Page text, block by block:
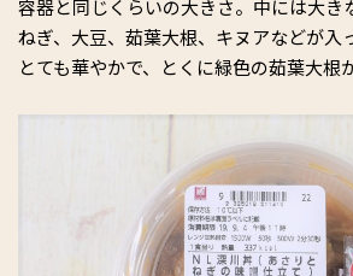
容器と同じくらいの大きさ。中には大き
ねぎ、大豆、茹葉大根、キヌアなどが入
とても華やかで、とくに緑色の茹葉大根